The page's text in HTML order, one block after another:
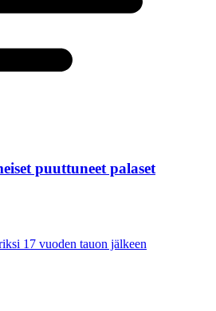
puuttuneet palaset